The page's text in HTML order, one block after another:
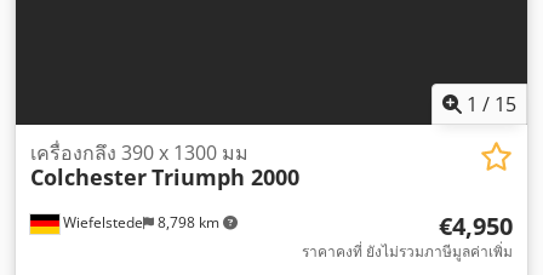
1 / 15
Wiefelstede 8,798 km
เครื่องกลึง 390 x 1300 มม
ColchesterTriumph 2000
€4,950
ราคาคงที่ ยังไม่รวมภาษีมูลค่าเพิ่ม